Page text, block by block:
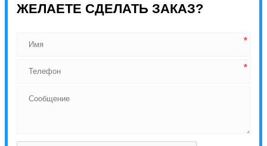
ЖЕЛАЕТЕ СДЕЛАТЬ ЗАКАЗ?